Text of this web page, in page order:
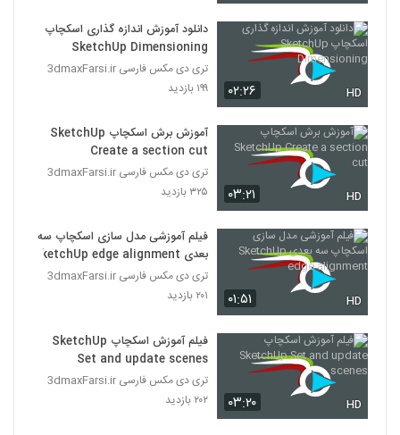
۰۲:۲۶ HD
دانلود آموزش اندازه گذاری اسکچاپ
SketchUp Dimensioning
تری دی مکس فارسی 3dmaxFarsi.ir
۱۹۹ بازدید
۰۳:۲۱ HD
آموزش برش اسکچاپ SketchUp
Create a section cut
تری دی مکس فارسی 3dmaxFarsi.ir
۳۲۵ بازدید
۰۱:۵۱ HD
فیلم آموزشی مدل سازی اسکچاپ سه
بعدی SketchUp edge alignment
تری دی مکس فارسی 3dmaxFarsi.ir
۲۰۱ بازدید
۰۳:۲۰ HD
فیلم آموزش اسکچاپ SketchUp
Set and update scenes
تری دی مکس فارسی 3dmaxFarsi.ir
۲۰۲ بازدید